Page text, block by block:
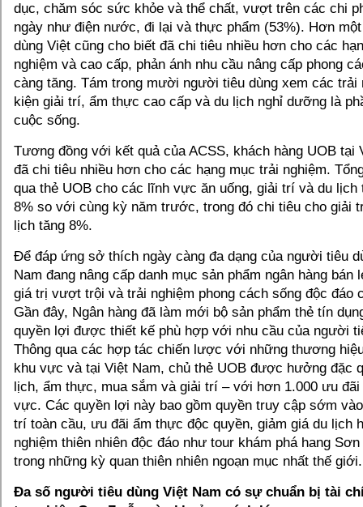
dục, chăm sóc sức khỏe và thể chất, vượt trên các chi
ngày như điện nước, đi lại và thực phẩm (53%). Hơn
dùng Việt cũng cho biết đã chi tiêu nhiều hơn cho các
nghiệm và cao cấp, phản ánh nhu cầu nâng cấp phong
càng tăng. Tám trong mười người tiêu dùng xem các trải
kiện giải trí, ẩm thực cao cấp và du lịch nghỉ dưỡng là
cuộc sống.
Tương đồng với kết quả của ACSS, khách hàng UOB tại
đã chi tiêu nhiều hơn cho các hạng mục trải nghiệm.
qua thẻ UOB cho các lĩnh vực ăn uống, giải trí và du lịch
8% so với cùng kỳ năm trước, trong đó chi tiêu cho giải
lịch tăng 8%.
Để đáp ứng sở thích ngày càng đa dạng của người tiêu
Nam đang nâng cấp danh mục sản phẩm ngân hàng bán
giá trị vượt trội và trải nghiệm phong cách sống độc đáo
Gần đây, Ngân hàng đã làm mới bộ sản phẩm thẻ tín
quyền lợi được thiết kế phù hợp với nhu cầu của người
Thông qua các hợp tác chiến lược với những thương
khu vực và tại Việt Nam, chủ thẻ UOB được hưởng đặc
lịch, ẩm thực, mua sắm và giải trí – với hơn 1.000 ưu đãi
vực. Các quyền lợi này bao gồm quyền truy cập sớm
trí toàn cầu, ưu đãi ẩm thực độc quyền, giảm giá du lịch
nghiệm thiên nhiên độc đáo như tour khám phá hang
trong những kỳ quan thiên nhiên ngoạn mục nhất thế giới.
Đa số người tiêu dùng Việt Nam có sự chuẩn bị tài